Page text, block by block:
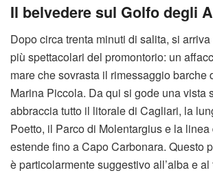
Il belvedere sul Golfo degli
Dopo circa trenta minuti di salita, si
più spettacolari del promontorio: un
mare che sovrasta il rimessaggio barche
Marina Piccola. Da qui si gode una vista
abbraccia tutto il litorale di Cagliari, la
Poetto, il Parco di Molentargius e la
estende fino a Capo Carbonara. Questo
è particolarmente suggestivo all’alba e